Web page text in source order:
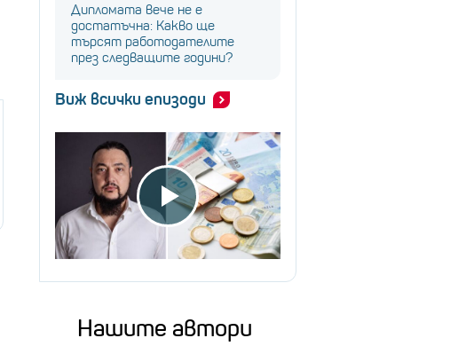
Дипломата вече не е
достатъчна: Какво ще
търсят работодателите
през следващите години?
Виж всички епизоди
Нашите автори